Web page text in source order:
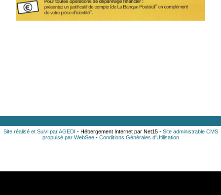
Site réalisé et Suivi par AGEDI - Hébergement Internet par Net15 - Site administrable CMS
propulsé par WebSee- Conditions Générales d'Utilisation